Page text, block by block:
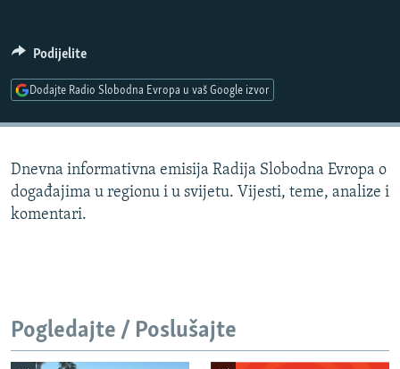
DNEVNO@RSE
SPECIJALI RSE
POPLAVE I KLIZIŠTA U BIH 2024.
TV LIBERTY
SVE KARTE DEJTONA
PRATITE NAS
Sve RFE/RL stranice
Podijelite
Dodajte Radio Slobodna Evropa u vaš Google izvor
Dnevna informativna emisija Radija Slobodna Evropa o
događajima u regionu i u svijetu. Vijesti, teme, analize i
komentari.
Pogledajte / Poslušajte